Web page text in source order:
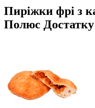
Пиріжки фрі з
Полюс Достатку